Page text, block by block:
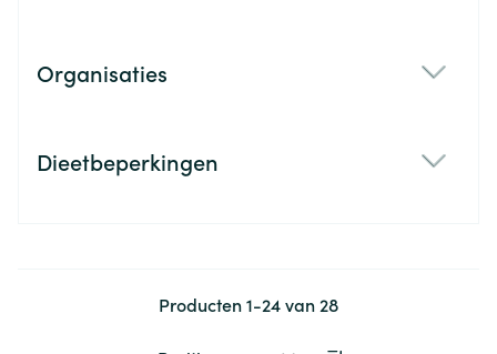
Organisaties
Dieetbeperkingen
Producten1-24van 28